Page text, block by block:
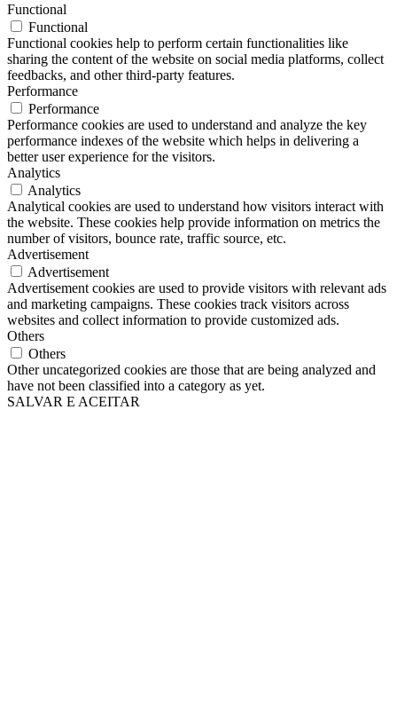
Functional
Functional
Functional cookies help to perform certain functionalities like
sharing the content of the website on social media platforms, collect
feedbacks, and other third-party features.
Performance
Performance
Performance cookies are used to understand and analyze the key
performance indexes of the website which helps in delivering a
better user experience for the visitors.
Analytics
Analytics
Analytical cookies are used to understand how visitors interact with
the website. These cookies help provide information on metrics the
number of visitors, bounce rate, traffic source, etc.
Advertisement
Advertisement
Advertisement cookies are used to provide visitors with relevant ads
and marketing campaigns. These cookies track visitors across
websites and collect information to provide customized ads.
Others
Others
Other uncategorized cookies are those that are being analyzed and
have not been classified into a category as yet.
SALVAR E ACEITAR